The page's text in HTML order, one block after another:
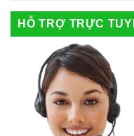
HỖ TRỢ TRỰC